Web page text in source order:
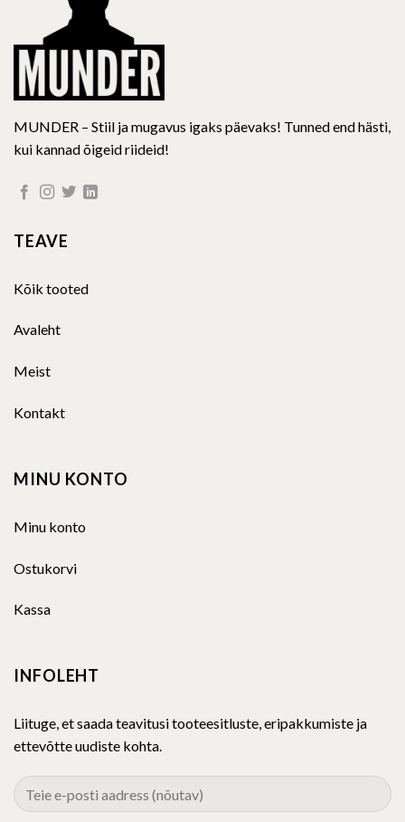
MUNDER – Stiil ja mugavus igaks päevaks! Tunned end hästi,
kui kannad õigeid riideid!
TEAVE
Kõik tooted
Avaleht
Meist
Kontakt
MINU KONTO
Minu konto
Ostukorvi
Kassa
INFOLEHT
Liituge, et saada teavitusi tooteesitluste, eripakkumiste ja
ettevõtte uudiste kohta.